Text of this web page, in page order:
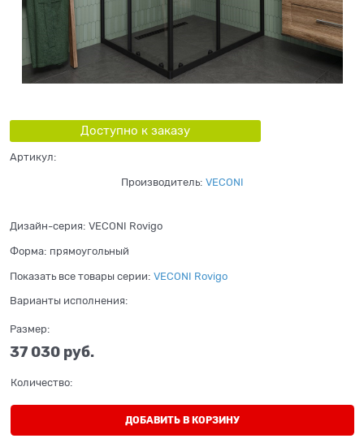
Доступно к заказу
Артикул:
Производитель: VECONI
Дизайн-серия: VECONI Rovigo
Форма: прямоугольный
Показать все товары серии: VECONI Rovigo
Варианты исполнения:
Размер:
37 030 руб.
Количество:
ДОБАВИТЬ В КОРЗИНУ